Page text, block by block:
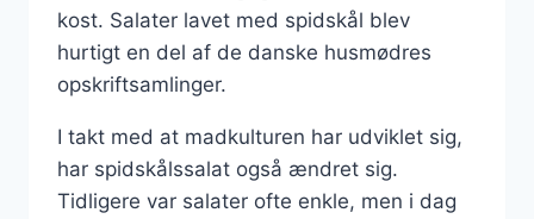
kost. Salater lavet med spidskål blev
hurtigt en del af de danske husmødres
opskriftsamlinger.
I takt med at madkulturen har udviklet sig,
har spidskålssalat også ændret sig.
Tidligere var salater ofte enkle, men i dag